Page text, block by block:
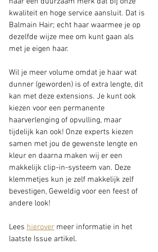
kwaliteit en hoge service aansluit. Dat is
Balmain Hair; echt haar waarmee je op
dezelfde wijze mee om kunt gaan als
met je eigen haar.
Wil je meer volume omdat je haar wat
dunner (geworden) is of extra lengte, dit
kan met deze extensions. Je kunt ook
kiezen voor een permanente
haarverlenging of opvulling, maar
tijdelijk kan ook! Onze experts kiezen
samen met jou de gewenste lengte en
kleur en daarna maken wij er een
makkelijk clip-in-systeem van. Deze
klemmetjes kun je zelf makkelijk zelf
bevestigen, Geweldig voor een feest of
andere look!
Lees hierover meer informatie in het
laatste Issue artikel.